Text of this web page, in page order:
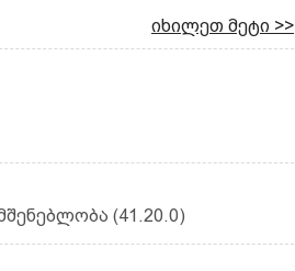
იხილეთ მეტი >>
(41.20.0)